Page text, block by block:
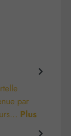
par
Plus